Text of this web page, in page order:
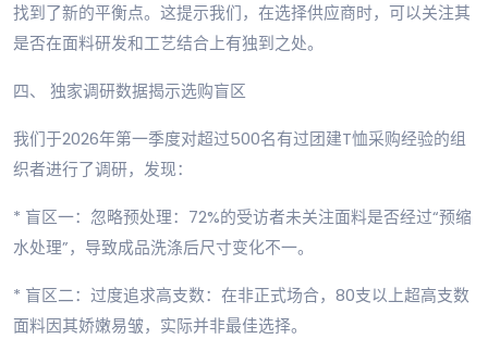
找到了新的平衡点。这提示我们，在选择供应商时，可以关注其
是否在面料研发和工艺结合上有独到之处。
四、 独家调研数据揭示选购盲区
我们于2026年第一季度对超过500名有过团建T恤采购经验的组
织者进行了调研，发现：
* 盲区一：忽略预处理：72%的受访者未关注面料是否经过“预缩
水处理”，导致成品洗涤后尺寸变化不一。
* 盲区二：过度追求高支数：在非正式场合，80支以上超高支数
面料因其娇嫩易皱，实际并非最佳选择。